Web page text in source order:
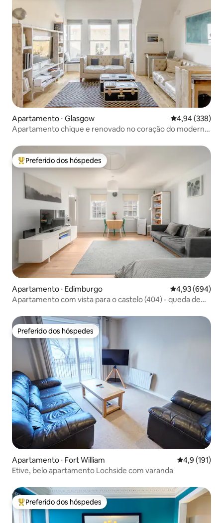
Apartamento ⋅ Glasgow 4,94 de uma
4,94 (338)
Apartamento chique e renovado no coração do moderno
Entre os melhores preferidos dos hóspedes
Preferido dos hóspedes
Apartamento ⋅ Edimburgo 4,93 de uma
4,93 (694)
Apartamento com vista para o castelo (404) - queda de
Preferido dos hóspedes
Preferido dos hóspedes
Apartamento ⋅ Fort William 4,9 de uma
4,9 (191)
Etive, belo apartamento Lochside com varanda
Entre os melhores preferidos dos hóspedes
Preferido dos hóspedes